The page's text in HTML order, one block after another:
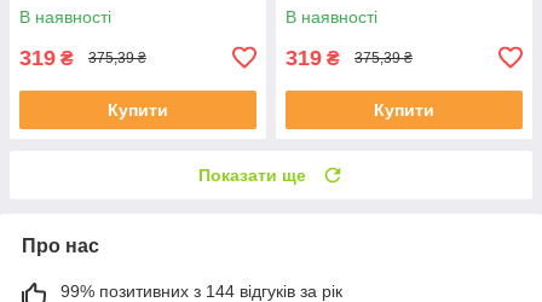
В наявності
319 ₴ 375,39 ₴
Купити
В наявності
319 ₴ 375,39 ₴
Купити
Показати ще
Про нас
99% позитивних з 144 відгуків за рік